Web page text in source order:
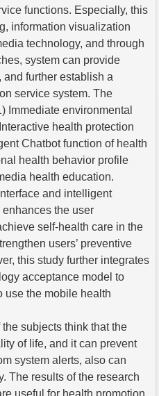
functions. Especially, this
information visualization
technology, and through
system can provide
further establish a
service system. The
Immediate environmental
health protection
Chatbot function of health
health behavior profile
health education.
and intelligent
the user
self-health care in the
users’ preventive
this study further integrates
acceptance model to
use the mobile health
subjects think that the
of life, and it can prevent
system alerts, also can
The results of the research
useful for health promotion.